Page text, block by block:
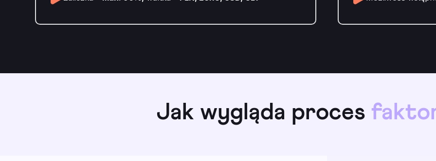
Jak wygląda proces